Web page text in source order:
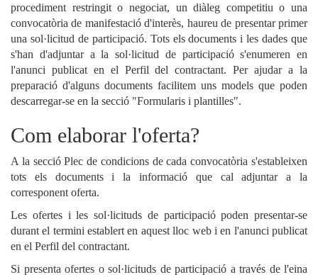
procediment restringit o negociat, un diàleg competitiu o una
convocatòria de manifestació d'interès, haureu de presentar primer
una sol·licitud de participació. Tots els documents i les dades que
s'han d'adjuntar a la sol·licitud de participació s'enumeren en
l'anunci publicat en el Perfil del contractant. Per ajudar a la
preparació d'alguns documents facilitem uns models que poden
descarregar-se en la secció "Formularis i plantilles".
Com elaborar l'oferta?
A la secció Plec de condicions de cada convocatòria s'estableixen
tots els documents i la informació que cal adjuntar a la
corresponent oferta.
Les ofertes i les sol·licituds de participació poden presentar-se
durant el termini establert en aquest lloc web i en l'anunci publicat
en el Perfil del contractant.
Si presenta ofertes o sol·licituds de participació a través de l'eina